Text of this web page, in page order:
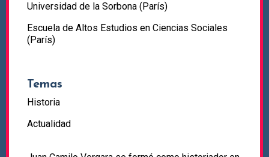
Universidad de la Sorbona (París)
Escuela de Altos Estudios en Ciencias Sociales
(París)
Temas
Historia
Actualidad